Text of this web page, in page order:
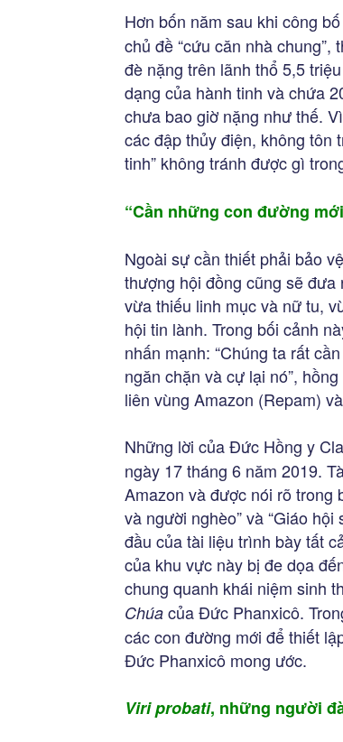
Hơn bốn năm sau khi công bố
chủ đề “cứu căn nhà
đè nặng trên lãnh thổ 5,5
dạng của hành tinh và chứa
chưa bao giờ nặng như thế.
các đập thủy điện, không tôn
tinh” không tránh được gì
“Cần những con đường
Ngoài sự cần thiết phải bảo
thượng hội đồng cũng sẽ
vừa thiếu linh mục và nữ tu,
hội tin lành. Trong bối cảnh
nhấn mạnh: “Chúng ta rất
ngăn chặn và cự lại nó”,
liên vùng Amazon (Repam)
Những lời của Đức Hồng y
ngày 17 tháng 6 năm 2019.
Amazon và được nói rõ trong
và người nghèo” và “Giáo
đầu của tài liệu trình bày tất
của khu vực này bị đe dọa
chung quanh khái niệm sinh
Chúa của Đức Phanxicô.
các con đường mới để thiết
Đức Phanxicô mong ước.
Viri probati, những người